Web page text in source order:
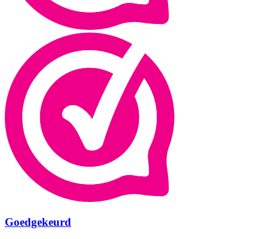
Goedgekeurd